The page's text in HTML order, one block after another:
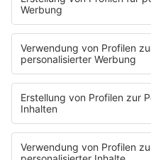
Recap
So war die
von "Die 80er